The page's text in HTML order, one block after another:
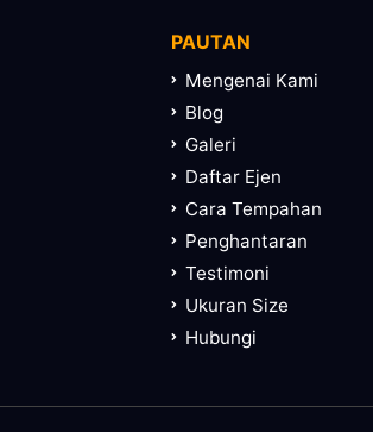
PAUTAN
Mengenai Kami
Blog
Galeri
Daftar Ejen
Cara Tempahan
Penghantaran
Testimoni
Ukuran Size
Hubungi